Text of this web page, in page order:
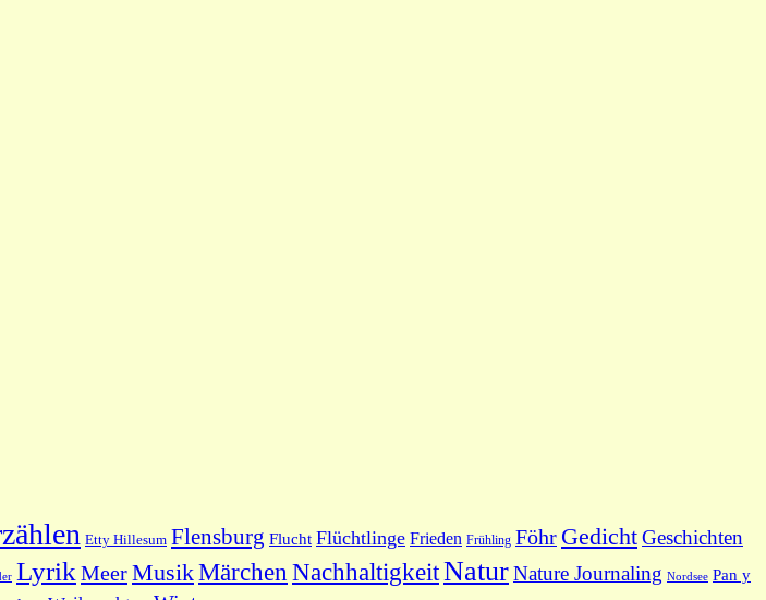
Etty Hillesum Flensburg Flucht Flüchtlinge Frieden Frühling Föhr GedichtGeschichten
Lyrik MeerMusikMärchen NachhaltigkeitNaturNature Journaling Nordsee Pan y